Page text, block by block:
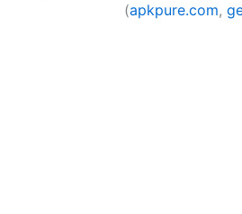
apkpure.com,
)